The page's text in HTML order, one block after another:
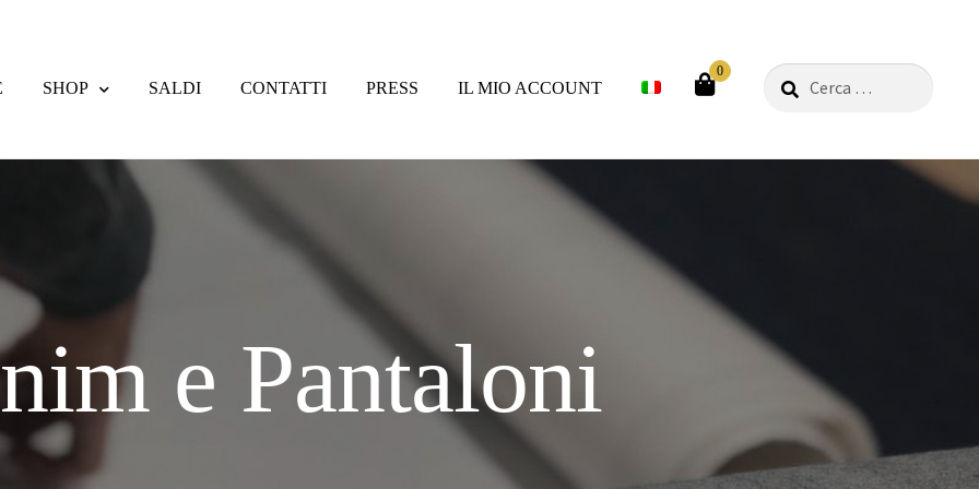
SHOP SALDI CONTATTI PRESS IL MIO ACCOUNT
Completa transazione Lista dei desideri
Privacy Policy
0
Ricerca
e Pantaloni